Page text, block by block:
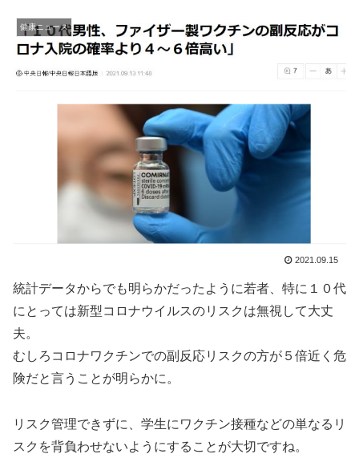
健康ニュース
2021.09.15
統計データからでも明らかだったように若者、特に１０代
にとっては新型コロナウイルスのリスクは無視して大丈
夫。
むしろコロナワクチンでの副反応リスクの方が５倍近く危
険だと言うことが明らかに。
リスク管理できずに、学生にワクチン接種などの単なるリ
スクを背負わせないようにすることが大切ですね。